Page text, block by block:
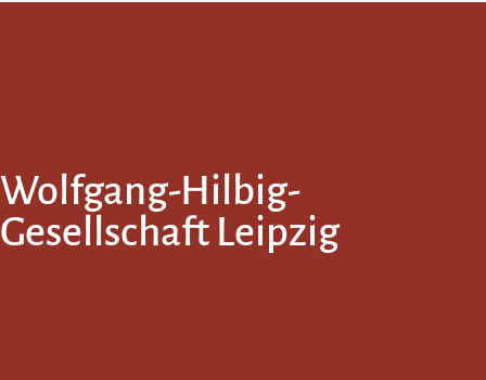
Wolfgang-Hilbig-
Gesellschaft Leipzig